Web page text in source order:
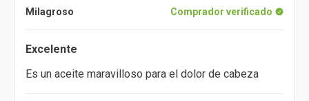
Milagroso Comprador verificado
Excelente
Es un aceite maravilloso para el dolor de cabeza